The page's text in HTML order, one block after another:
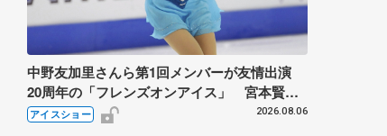
中野友加里さんら第1回メンバーが友情出演
20周年の「フレンズオンアイス」 宮本賢二
さん、有川梨絵さん、田村岳斗さんも
アイスショー 2026.08.06